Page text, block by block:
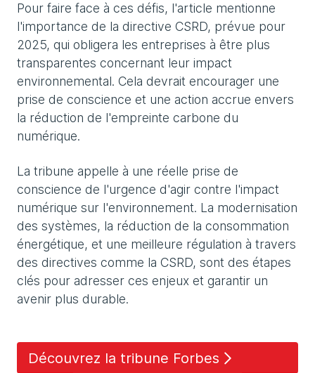
Pour faire face à ces défis, l'article mentionne
l'importance de la directive CSRD, prévue pour
2025, qui obligera les entreprises à être plus
transparentes concernant leur impact
environnemental. Cela devrait encourager une
prise de conscience et une action accrue envers
la réduction de l'empreinte carbone du
numérique.
La tribune appelle à une réelle prise de
conscience de l'urgence d'agir contre l'impact
numérique sur l'environnement. La modernisation
des systèmes, la réduction de la consommation
énergétique, et une meilleure régulation à travers
des directives comme la CSRD, sont des étapes
clés pour adresser ces enjeux et garantir un
avenir plus durable.
Découvrez la tribune Forbes